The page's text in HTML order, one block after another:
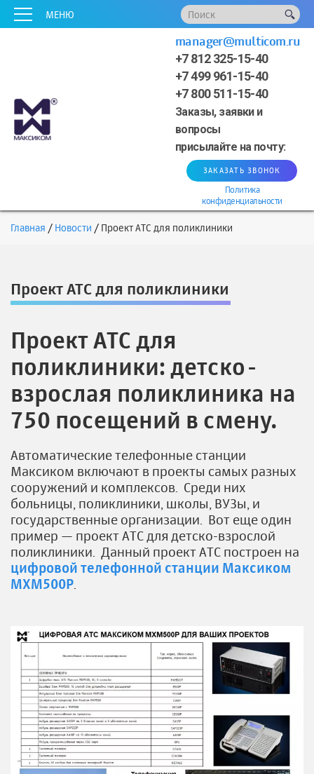
МЕНЮ
+7 812 325-15-40
+7 499 961-15-40
+7 800 511-15-40
Заказы, заявки и
вопросы
присылайте на почту:
manager@multicom.ru
ЗАКАЗАТЬ ЗВОНОК
Политика
конфиденциальности
Главная Новости Проект АТС для поликлиники
Проект АТС для поликлиники
Проект АТС для
поликлиники: детско-
взрослая поликлиника на
750 посещений в смену.
Автоматические телефонные станции
Максиком включают в проекты самых разных
сооружений и комплексов. Среди них
больницы, поликлиники, школы, ВУЗы, и
государственные организации. Вот еще один
пример — проект АТС для детско-взрослой
поликлиники. Данный проект АТС построен на
цифровой телефонной станции Максиком
MXM500P.
xxxxx